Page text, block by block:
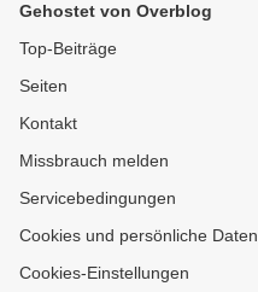
erweitern
Gehostet von Overblog
Top-Beiträge
Seiten
Kontakt
Missbrauch melden
Servicebedingungen
Cookies und persönliche Daten
Cookies-Einstellungen